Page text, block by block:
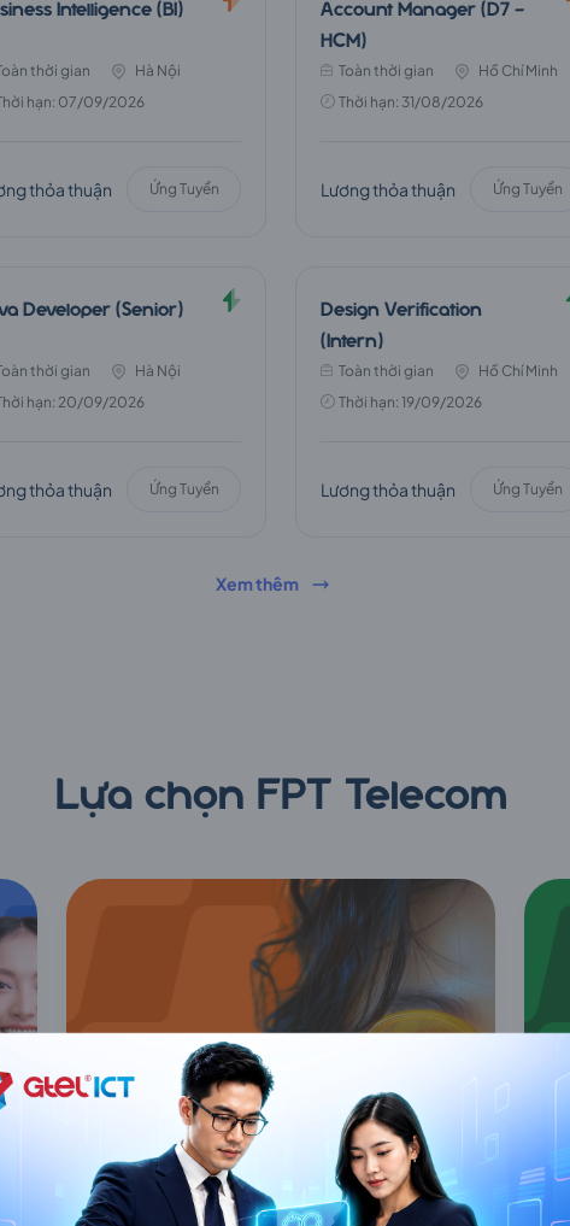
Intelligence (BI)
thời gian
Hà Nội
hạn: 07/09/2026
thỏa thuận Ứng Tuyển
Account Manager (D7 -
HCM)
Toàn thời gian
Hồ Chí Minh
Thời hạn: 31/08/2026
Lương thỏa thuận Ứng Tuyển
Developer (Senior)
thời gian
Hà Nội
hạn: 20/09/2026
thỏa thuận Ứng Tuyển
Design Verification
(Intern)
Toàn thời gian
Hồ Chí Minh
Thời hạn: 19/09/2026
Lương thỏa thuận Ứng Tuyển
Xem thêm
Lựa chọn FPT Telecom
Công nghệ
Tiên phong